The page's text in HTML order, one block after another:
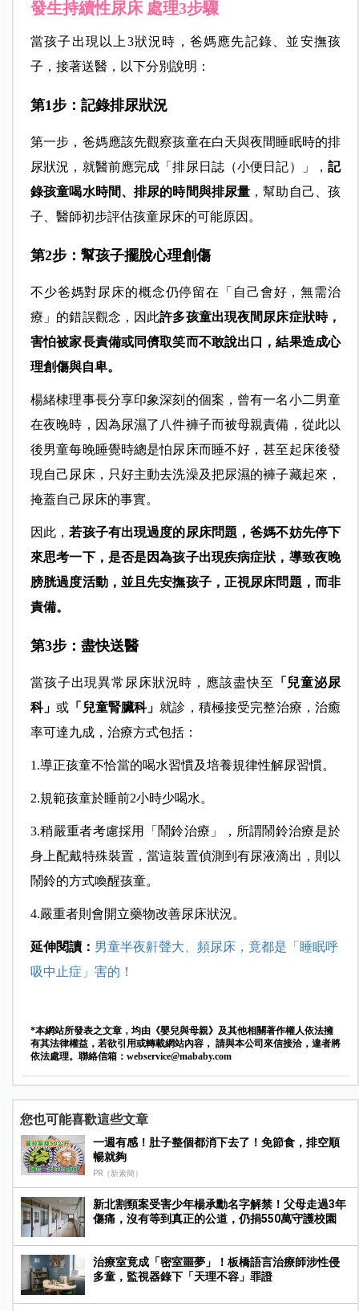
發生持續性尿床 處理3步驟
當孩子出現以上3狀況時，爸媽應先記錄、並安撫孩
子，接著送醫，以下分別說明：
第1步：記錄排尿狀況
第一步，爸媽應該先觀察孩童在白天與夜間睡眠時的排
尿狀況，就醫前應完成「排尿日誌（小便日記）」，記
錄孩童喝水時間、排尿的時間與排尿量 ，幫助自己、孩
子、醫師初步評估孩童尿床的可能原因。
第2步：幫孩子擺脫心理創傷
不少爸媽對尿床的概念仍停留在「自己會好，無需治
療」的錯誤觀念，因此許多孩童出現夜間尿床症狀時，
害怕被家長責備或同儕取笑而不敢說出口，結果造成心
理創傷與自卑。
楊緒棣理事長分享印象深刻的個案，曾有一名小二男童
在夜晚時，因為尿濕了八件褲子而被母親責備，從此以
後男童每晚睡覺時總是怕尿床而睡不好，甚至起床後發
現自己尿床，只好主動去洗澡及把尿濕的褲子藏起來，
掩蓋自己尿床的事實。
因此，若孩子有出現過度的尿床問題，爸媽不妨先停下
來思考一下，是否是因為孩子出現疾病症狀，導致夜晚
膀胱過度活動，並且先安撫孩子，正視尿床問題，而非
責備。
第3步：盡快送醫
當孩子出現異常尿床狀況時，應該盡快至 「兒童泌尿
科」或 「兒童腎臟科」 就診，積極接受完整治療，治癒
率可達九成，治療方式包括：
1.導正孩童不恰當的喝水習慣及培養規律性解尿習慣。
2.規範孩童於睡前2小時少喝水。
3.稍嚴重者考慮採用「鬧鈴治療」，所謂鬧鈴治療是於
身上配戴特殊裝置，當這裝置偵測到有尿液滴出，則以
鬧鈴的方式喚醒孩童。
4.嚴重者則會開立藥物改善尿床狀況。
延伸閱讀： 男童半夜鼾聲大、頻尿床，竟都是「睡眠呼
吸中止症」害的！
*本網站所發表之文章，均由《嬰兒與母親》及其他相關著作權人依法擁
有其法律權益，若欲引用或轉載網站內容， 請與本公司來信接洽，違者將
依法處理。聯絡信箱： webservice@mababy.com
您也可能喜歡這些文章
一週有感！肚子整個都消下去了！免節食，排空順
暢就夠
PR（新素簡）
新北割頸案受害少年楊承勳名字解禁！父母走過3年
傷痛，沒有等到真正的公道，仍捐550萬守護校園
治療室竟成「密室噩夢」！板橋語言治療師涉性侵
多童，監視器錄下「天理不容」罪證